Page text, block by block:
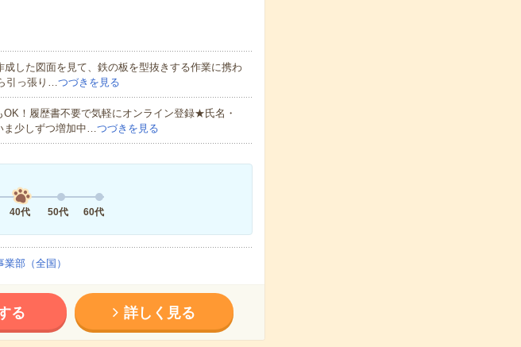
した図面を見て、鉄の板を型抜きする作業に携わ
引っ張り…つづきを見る
！履歴書不要で気軽にオンライン登録★氏名・
ま少しずつ増加中…つづきを見る
40代 50代 60代
部（全国）
る 詳しく見る